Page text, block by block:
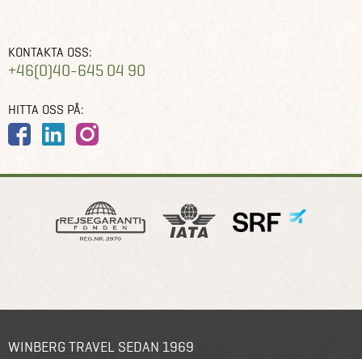
KONTAKTA OSS:
+46(0)40-645 04 90
HITTA OSS PÅ:
WINBERG TRAVEL SEDAN 1969